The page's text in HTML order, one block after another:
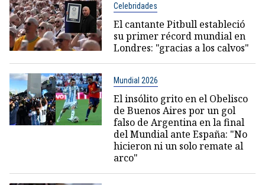
Celebridades
El cantante Pitbull estableció
su primer récord mundial en
Londres: "gracias a los calvos"
Mundial 2026
El insólito grito en el Obelisco
de Buenos Aires por un gol
falso de Argentina en la final
del Mundial ante España: "No
hicieron ni un solo remate al
arco"